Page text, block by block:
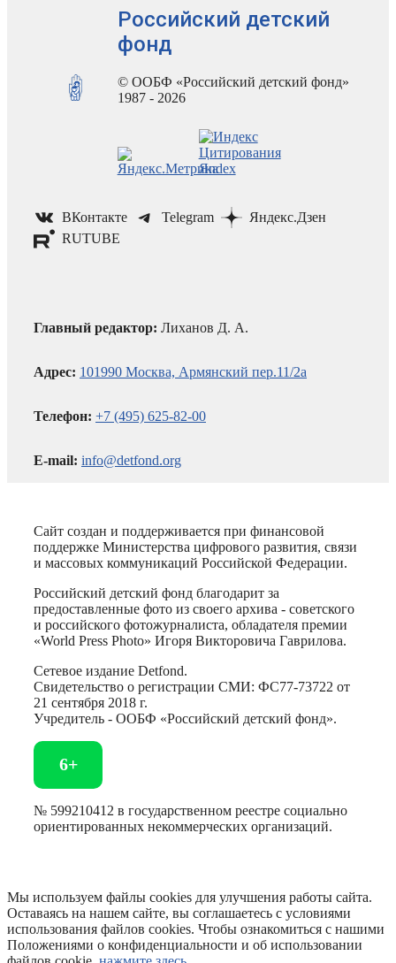
Российский детский
фонд
© ООБФ «Российский детский фонд»
1987 - 2026
ВКонтакте Telegram
Яндекс.Дзен
RUTUBE
Главный редактор: Лиханов Д. А.
Адрес: 101990 Москва, Армянский пер.11/2а
Телефон: +7 (495) 625-82-00
E-mail: info@detfond.org
Сайт создан и поддерживается при финансовой
поддержке Министерства цифрового развития, связи
и массовых коммуникаций Российской Федерации.
Российский детский фонд благодарит за
предоставленные фото из своего архива - советского
и российского фотожурналиста, обладателя премии
«World Press Photo» Игоря Викторовича Гаврилова.
Сетевое издание Detfond.
Свидетельство о регистрации СМИ: ФС77-73722 от
21 сентября 2018 г.
Учредитель - ООБФ «Российский детский фонд».
6+
№ 599210412 в государственном реестре социально
ориентированных некоммерческих организаций.
Мы используем файлы cookies для улучшения работы сайта.
Оставаясь на нашем сайте, вы соглашаетесь с условиями
использования файлов cookies. Чтобы ознакомиться с нашими
Положениями о конфиденциальности и об использовании